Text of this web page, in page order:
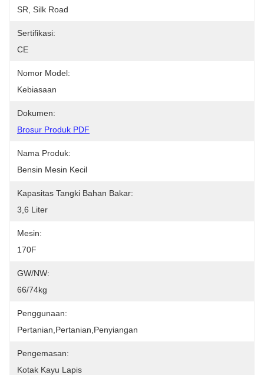
SR, Silk Road
Sertifikasi:
CE
Nomor Model:
Kebiasaan
Dokumen:
Brosur Produk PDF
Nama Produk:
Bensin Mesin Kecil
Kapasitas Tangki Bahan Bakar:
3,6 Liter
Mesin:
170F
GW/NW:
66/74kg
Penggunaan:
Pertanian,pertanian,penyiangan
Pengemasan:
Kotak Kayu Lapis